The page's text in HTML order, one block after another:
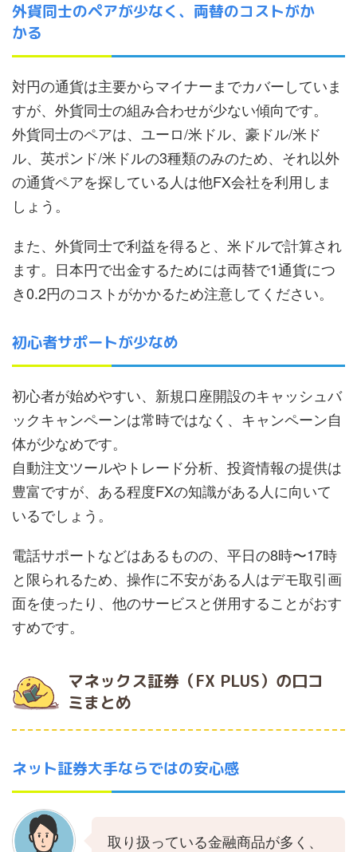
外貨同士のペアが少なく、両替のコストがか
かる
対円の通貨は主要からマイナーまでカバーしていま
すが、外貨同士の組み合わせが少ない傾向です。
外貨同士のペアは、ユーロ/米ドル、豪ドル/米ド
ル、英ポンド/米ドルの3種類のみのため、それ以外
の通貨ペアを探している人は他FX会社を利用しま
しょう。
また、外貨同士で利益を得ると、米ドルで計算され
ます。日本円で出金するためには両替で1通貨につ
き0.2円のコストがかかるため注意してください。
初心者サポートが少なめ
初心者が始めやすい、新規口座開設のキャッシュバ
ックキャンペーンは常時ではなく、キャンペーン自
体が少なめです。
自動注文ツールやトレード分析、投資情報の提供は
豊富ですが、ある程度FXの知識がある人に向いて
いるでしょう。
電話サポートなどはあるものの、平日の8時〜17時
と限られるため、操作に不安がある人はデモ取引画
面を使ったり、他のサービスと併用することがおす
すめです。
マネックス証券（FX PLUS）の口コ
ミまとめ
ネット証券大手ならではの安心感
取り扱っている金融商品が多く、